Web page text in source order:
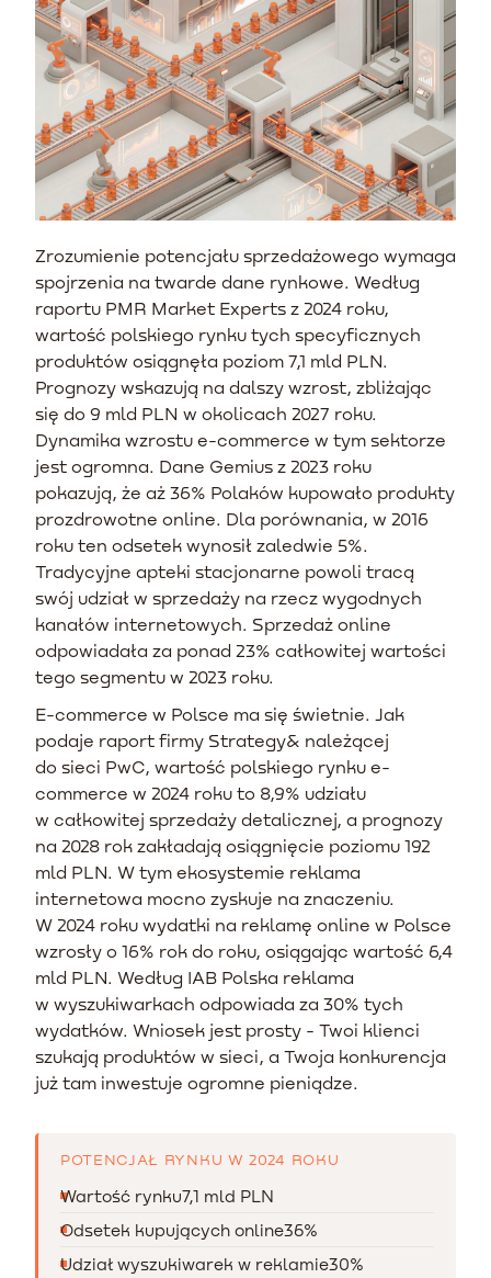
Zrozumienie potencjału sprzedażowego wymaga
spojrzenia na twarde dane rynkowe. Według
raportu PMR Market Experts z 2024 roku,
wartość polskiego rynku tych specyficznych
produktów osiągnęła poziom 7,1 mld PLN.
Prognozy wskazują na dalszy wzrost, zbliżając
się do 9 mld PLN w okolicach 2027 roku.
Dynamika wzrostu e-commerce w tym sektorze
jest ogromna. Dane Gemius z 2023 roku
pokazują, że aż 36% Polaków kupowało produkty
prozdrowotne online. Dla porównania, w 2016
roku ten odsetek wynosił zaledwie 5%.
Tradycyjne apteki stacjonarne powoli tracą
swój udział w sprzedaży na rzecz wygodnych
kanałów internetowych. Sprzedaż online
odpowiadała za ponad 23% całkowitej wartości
tego segmentu w 2023 roku.
E-commerce w Polsce ma się świetnie. Jak
podaje raport firmy Strategy& należącej
do sieci PwC, wartość polskiego rynku e-
commerce w 2024 roku to 8,9% udziału
w całkowitej sprzedaży detalicznej, a prognozy
na 2028 rok zakładają osiągnięcie poziomu 192
mld PLN. W tym ekosystemie reklama
internetowa mocno zyskuje na znaczeniu.
W 2024 roku wydatki na reklamę online w Polsce
wzrosły o 16% rok do roku, osiągając wartość 6,4
mld PLN. Według IAB Polska reklama
w wyszukiwarkach odpowiada za 30% tych
wydatków. Wniosek jest prosty - Twoi klienci
szukają produktów w sieci, a Twoja konkurencja
już tam inwestuje ogromne pieniądze.
POTENCJAŁ RYNKU W 2024 ROKU
Wartość rynku7,1 mld PLN
Odsetek kupujących online36%
Udział wyszukiwarek w reklamie30%